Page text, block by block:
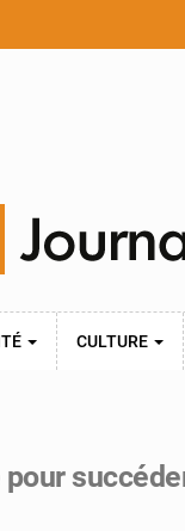
CULTURE